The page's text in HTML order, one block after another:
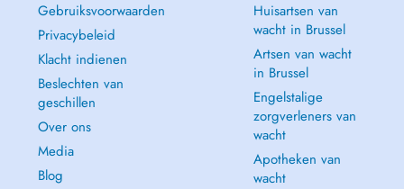
Gebruiksvoorwaarden
Privacybeleid
Klacht indienen
Beslechten van
geschillen
Over ons
Media
Blog
Huisartsen van
wacht in Brussel
Artsen van wacht
in Brussel
Engelstalige
zorgverleners van
wacht
Apotheken van
wacht